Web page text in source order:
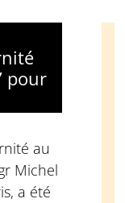
pour
au
Michel
a été